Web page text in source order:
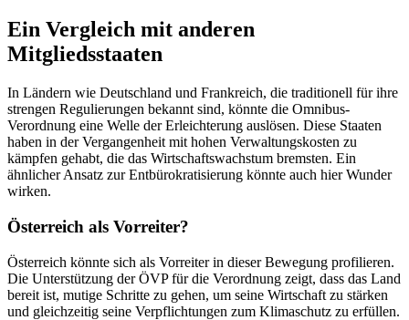
Ein Vergleich mit anderen
Mitgliedsstaaten
In Ländern wie Deutschland und Frankreich, die traditionell für ihre
strengen Regulierungen bekannt sind, könnte die Omnibus-
Verordnung eine Welle der Erleichterung auslösen. Diese Staaten
haben in der Vergangenheit mit hohen Verwaltungskosten zu
kämpfen gehabt, die das Wirtschaftswachstum bremsten. Ein
ähnlicher Ansatz zur Entbürokratisierung könnte auch hier Wunder
wirken.
Österreich als Vorreiter?
Österreich könnte sich als Vorreiter in dieser Bewegung profilieren.
Die Unterstützung der ÖVP für die Verordnung zeigt, dass das Land
bereit ist, mutige Schritte zu gehen, um seine Wirtschaft zu stärken
und gleichzeitig seine Verpflichtungen zum Klimaschutz zu erfüllen.